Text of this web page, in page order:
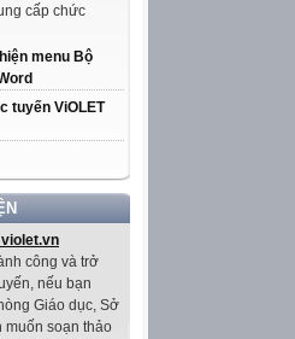
cấp chức
menu Bộ
tuyến ViOLET
công và trở
nếu bạn
Giáo dục, Sở
muốn soạn thảo